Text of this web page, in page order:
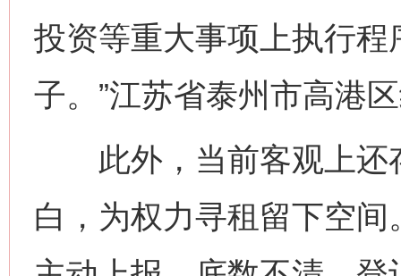
投资等重大事项上执行
子。”江苏省泰州市高港
此外，当前客观上还
白，为权力寻租留下空